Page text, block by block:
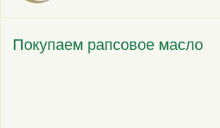
Покупаем рапсовое масло